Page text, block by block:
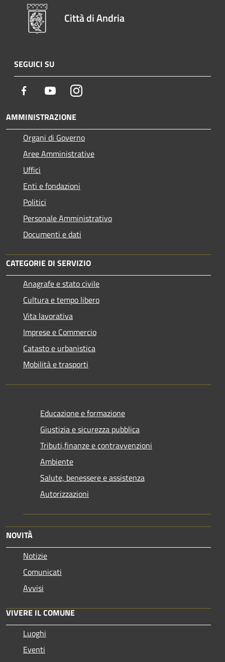
Città di Andria
SEGUICI SU
Facebook YoutubeInstagram
AMMINISTRAZIONE
Organi di Governo
Aree Amministrative
Uffici
Enti e fondazioni
Politici
Personale Amministrativo
Documenti e dati
CATEGORIE DI SERVIZIO
Anagrafe e stato civile
Cultura e tempo libero
Vita lavorativa
Imprese e Commercio
Catasto e urbanistica
Mobilità e trasporti
Educazione e formazione
Giustizia e sicurezza pubblica
Tributi,finanze e contravvenzioni
Ambiente
Salute, benessere e assistenza
Autorizzazioni
NOVITÀ
Notizie
Comunicati
Avvisi
VIVERE IL COMUNE
Luoghi
Eventi